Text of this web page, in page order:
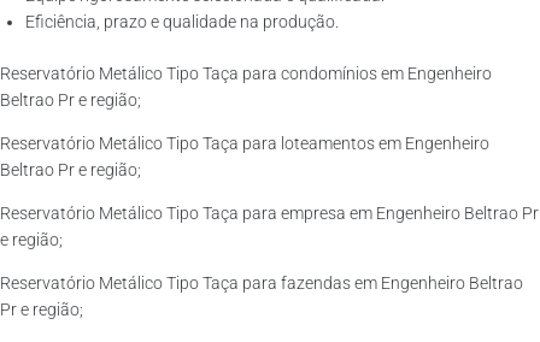
Eficiência, prazo e qualidade na produção.
Reservatório Metálico Tipo Taça para condomínios em Engenheiro
Beltrao Pr e região;
Reservatório Metálico Tipo Taça para loteamentos em Engenheiro
Beltrao Pr e região;
Reservatório Metálico Tipo Taça para empresa em Engenheiro Beltrao Pr
e região;
Reservatório Metálico Tipo Taça para fazendas em Engenheiro Beltrao
Pr e região;